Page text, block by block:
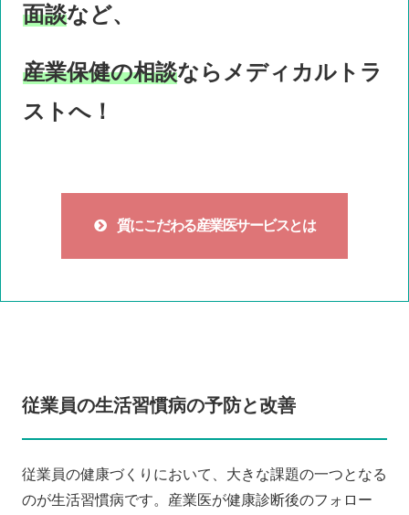
面談など、
産業保健の相談ならメディカルトラ
ストへ！
質にこだわる産業医サービスとは
従業員の生活習慣病の予防と改善
従業員の健康づくりにおいて、大きな課題の一つとなる
のが生活習慣病です。産業医が健康診断後のフォロー